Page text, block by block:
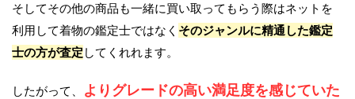
そしてその他の商品も一緒に買い取ってもらう際はネットを
利用して着物の鑑定士ではなく そのジャンルに精通した鑑定
士の方が査定 してくれれます。
したがって、
よりグレードの高い満足度を感じていた